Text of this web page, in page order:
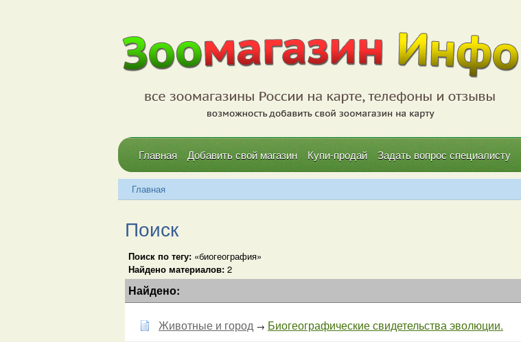
Главная Добавить свой магазин Купи-продай Задать вопрос специалисту
Главная
Поиск
Поиск по тегу: «биогеография»
Найдено материалов: 2
Найдено:
Животные и город → Биогеографические свидетельства эволюции.